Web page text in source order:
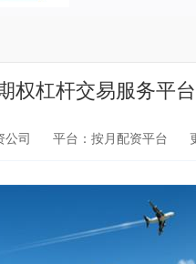
权杠杆交易服务平台
公司 平台：按月配资平台